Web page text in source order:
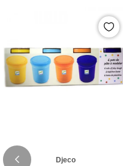
Djeco